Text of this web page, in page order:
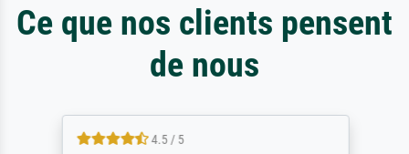
Ce que nos clients pensent
de nous
4.5 / 5